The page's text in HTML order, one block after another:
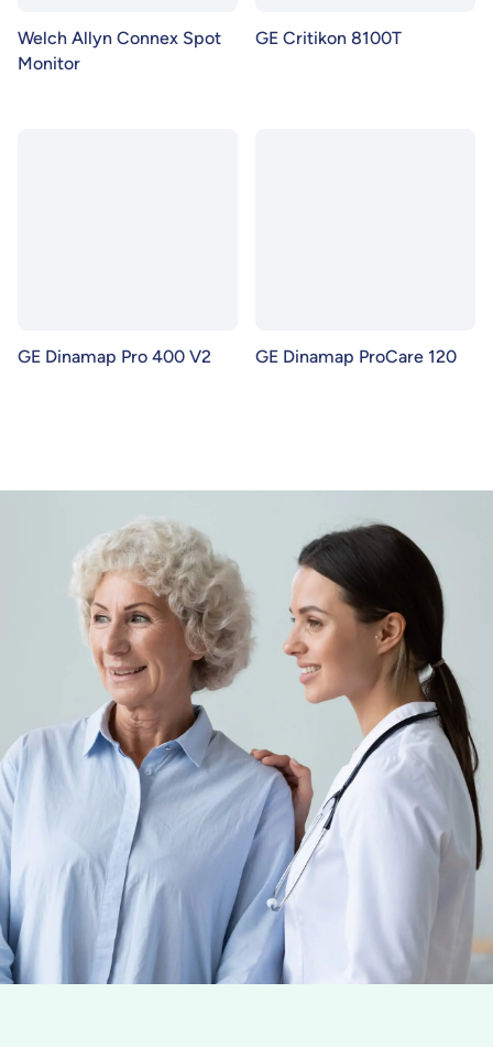
Welch Allyn Connex Spot
Monitor
GE Critikon 8100T
GE Dinamap Pro 400 V2 GE Dinamap ProCare 120